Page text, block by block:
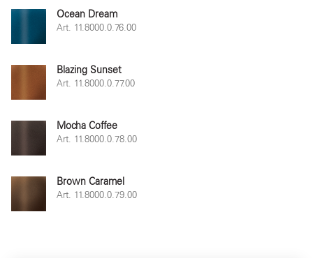
Ocean Dream
Art. 11.8000.0.76.00
Blazing Sunset
Art. 11.8000.0.77.00
Mocha Coffee
Art. 11.8000.0.78.00
Brown Caramel
Art. 11.8000.0.79.00